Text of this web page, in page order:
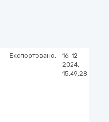
Експортовано:
16-12-
2024,
15:49:28